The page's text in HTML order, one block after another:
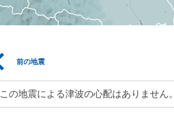
前の地震
この地震による津波の心配はありません。